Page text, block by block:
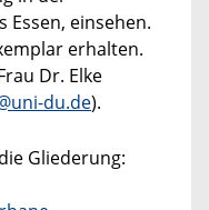
einsehen.
erhalten.
Dr. Elke
du.de).
Gliederung: